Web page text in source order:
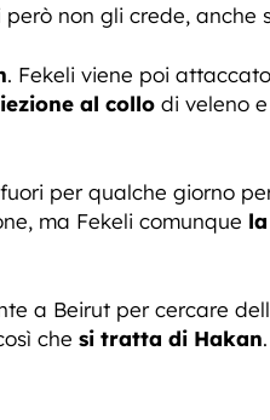
non gli crede,
. Fekeli viene poi
al collo di veleno
per qualche giorno
ma Fekeli comunque
a Beirut per cercare
che si tratta di Hakan.